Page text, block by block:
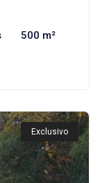
500 m²
Exclusivo